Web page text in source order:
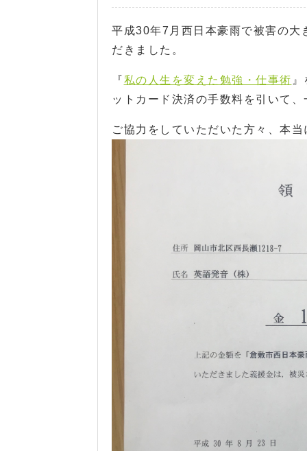
平成30年7月西日本豪雨で被害の
だきました。
『私の人生を変えた勉強・仕事術
ットカード決済の手数料を引いて
ご協力をしていただいた方々、本